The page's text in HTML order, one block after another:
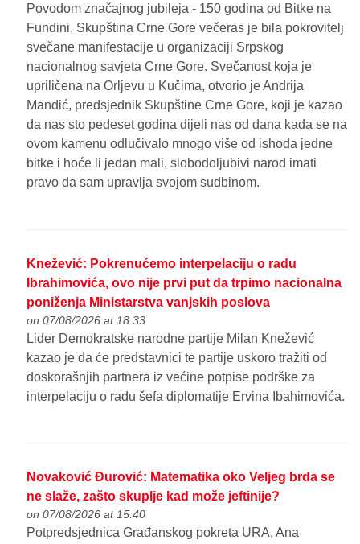
Povodom značajnog jubileja - 150 godina od Bitke na
Fundini, Skupština Crne Gore večeras je bila pokrovitelj
svečane manifestacije u organizaciji Srpskog
nacionalnog savjeta Crne Gore. Svečanost koja je
upriličena na Orljevu u Kučima, otvorio je Andrija
Mandić, predsjednik Skupštine Crne Gore, koji je kazao
da nas sto pedeset godina dijeli nas od dana kada se na
ovom kamenu odlučivalo mnogo više od ishoda jedne
bitke i hoće li jedan mali, slobodoljubivi narod imati
pravo da sam upravlja svojom sudbinom.
Knežević: Pokrenućemo interpelaciju o radu
Ibrahimovića, ovo nije prvi put da trpimo nacionalna
poniženja Ministarstva vanjskih poslova
on 07/08/2026 at 18:33
Lider Demokratske narodne partije Milan Knežević
kazao je da će predstavnici te partije uskoro tražiti od
doskorašnjih partnera iz većine potpise podrške za
interpelaciju o radu šefa diplomatije Ervina Ibahimovića.
Novaković Đurović: Matematika oko Veljeg brda se
ne slaže, zašto skuplje kad može jeftinije?
on 07/08/2026 at 15:40
Potpredsjednica Građanskog pokreta URA, Ana